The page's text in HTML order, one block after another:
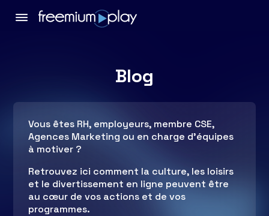
Blog
Vous êtes RH, employeurs, membre CSE,
Agences Marketing ou en charge d’équipes
à motiver ?
Retrouvez ici comment la culture, les loisirs
et le divertissement en ligne peuvent être
au cœur de vos actions et de vos
programmes.